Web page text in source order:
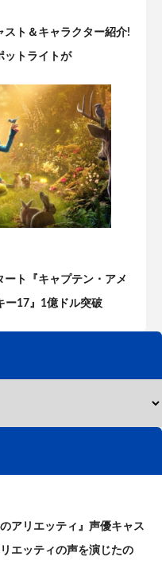
ト＆キャラクター紹介!
ットライトが
ト『キャプテン・アメ
ー17』1億ドル突破
のアリエッティ』声優キャス
エッティの声を演じたの